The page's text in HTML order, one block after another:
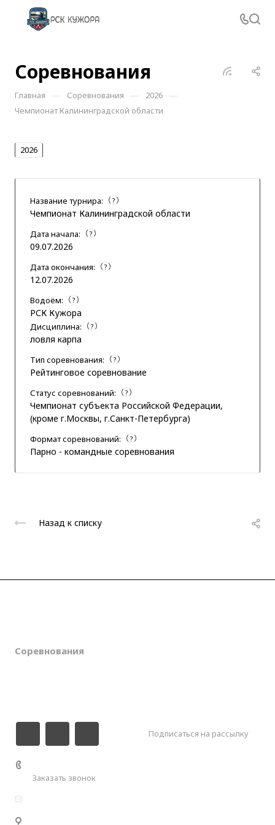
Соревнования
Главная — Соревнования — 2026 —
Чемпионат Калининградской области
2026
Название турнира: ?
Чемпионат Калининградской области
Дата начала: ?
09.07.2026
Дата окончания: ?
12.07.2026
Водоём: ?
РСК Кужора
Дисциплина: ?
ловля карпа
Тип соревнования: ?
Рейтинговое соревнование
Статус соревнований: ?
Чемпионат субъекта Российской Федерации,
(кроме г.Москвы, г.Санкт-Петербурга)
Формат соревнований: ?
Парно - командные соревнования
Назад к списку
Соревнования
Подписаться на рассылку
Заказать звонок